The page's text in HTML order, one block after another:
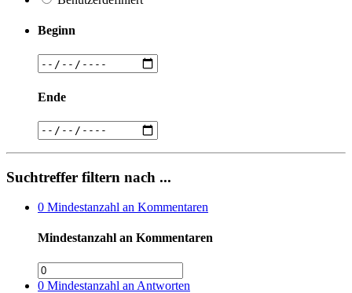
Beginn
Ende
Suchtreffer filtern nach ...
0 Mindestanzahl an Kommentaren
Mindestanzahl an Kommentaren
0 Mindestanzahl an Antworten